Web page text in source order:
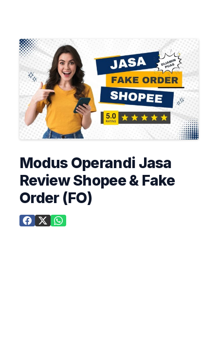
Modus Operandi Jasa
Review Shopee & Fake
Order (FO)